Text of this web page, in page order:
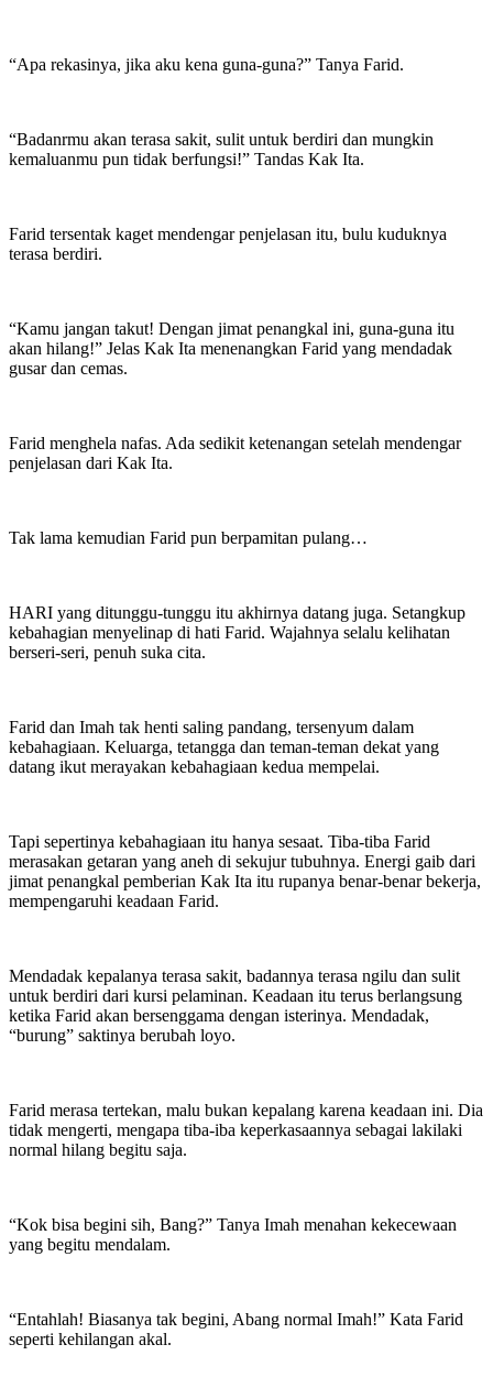
“Apa rekasinya, jika aku kena guna-guna?” Tanya Farid.
“Badanrmu akan terasa sakit, sulit untuk berdiri dan mungkin
kemaluanmu pun tidak berfungsi!” Tandas Kak Ita.
Farid tersentak kaget mendengar penjelasan itu, bulu kuduknya
terasa berdiri.
“Kamu jangan takut! Dengan jimat penangkal ini, guna-guna itu
akan hilang!” Jelas Kak Ita menenangkan Farid yang mendadak
gusar dan cemas.
Farid menghela nafas. Ada sedikit ketenangan setelah mendengar
penjelasan dari Kak Ita.
Tak lama kemudian Farid pun berpamitan pulang…
HARI yang ditunggu-tunggu itu akhirnya datang juga. Setangkup
kebahagian menyelinap di hati Farid. Wajahnya selalu kelihatan
berseri-seri, penuh suka cita.
Farid dan Imah tak henti saling pandang, tersenyum dalam
kebahagiaan. Keluarga, tetangga dan teman-teman dekat yang
datang ikut merayakan kebahagiaan kedua mempelai.
Tapi sepertinya kebahagiaan itu hanya sesaat. Tiba-tiba Farid
merasakan getaran yang aneh di sekujur tubuhnya. Energi gaib dari
jimat penangkal pemberian Kak Ita itu rupanya benar-benar bekerja,
mempengaruhi keadaan Farid.
Mendadak kepalanya terasa sakit, badannya terasa ngilu dan sulit
untuk berdiri dari kursi pelaminan. Keadaan itu terus berlangsung
ketika Farid akan bersenggama dengan isterinya. Mendadak,
“burung” saktinya berubah loyo.
Farid merasa tertekan, malu bukan kepalang karena keadaan ini. Dia
tidak mengerti, mengapa tiba-iba keperkasaannya sebagai lakilaki
normal hilang begitu saja.
“Kok bisa begini sih, Bang?” Tanya Imah menahan kekecewaan
yang begitu mendalam.
“Entahlah! Biasanya tak begini, Abang normal Imah!” Kata Farid
seperti kehilangan akal.